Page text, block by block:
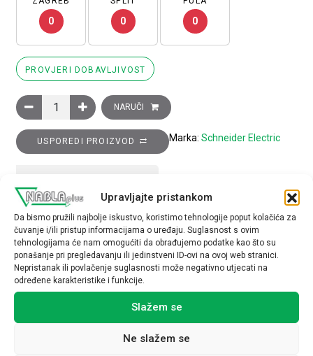
Upravljajte pristankom
Da bismo pružili najbolje iskustvo, koristimo tehnologije poput kolačića za
čuvanje i/ili pristup informacijama o uređaju. Suglasnost s ovim
tehnologijama će nam omogućiti da obrađujemo podatke kao što su
ponašanje pri pregledavanju ili jedinstveni ID-ovi na ovoj web stranici.
Nepristanak ili povlačenje suglasnosti može negativno utjecati na
određene karakteristike i funkcije.
Slažem se
Ne slažem se
0 0 0
PROVJERI DOBAVLJIVOST
Glava preklopke, upuštena, s ključem, 8D1, 3 položaja,
NARUČI
USPOREDI PROIZVOD Marka: Schneider Electric
Tip opreme
glava preklopke
Povezani proizvodi